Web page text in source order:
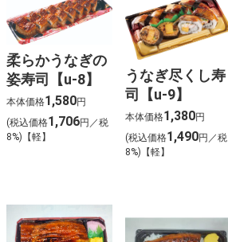
柔らかうなぎの
姿寿司【u-8】
本体価格1,580円
(税込価格1,706円／税
8%)【軽】
うなぎ尽くし寿
司【u-9】
本体価格1,380円
(税込価格1,490円／税
8%)【軽】